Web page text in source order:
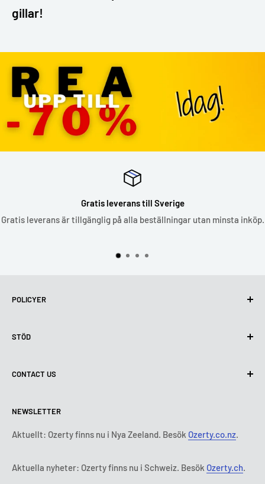
gillar!
Gratis leverans till Sverige
Gratis leverans är tillgänglig på alla beställningar utan minsta inköp.
POLICYER
Användning av cookies (GDPR)
Leveransvillkor
Betalningsvillkor
Abonnemangets villkor och bestämmelser
STÖD
Kontakta oss
Rättsligt meddelande
FAQ
Ozerty håller dig säker
CONTACT US
Tisdag:9:00 - 18:00
Onsdag:
9:00 - 18:00
Fredag:
9:00 - 18:00
NEWSLETTER
Aktuellt: Ozerty finns nu i Nya Zeeland. Besök Ozerty.co.nz.
Aktuella nyheter: Ozerty finns nu i Schweiz. Besök Ozerty.ch.